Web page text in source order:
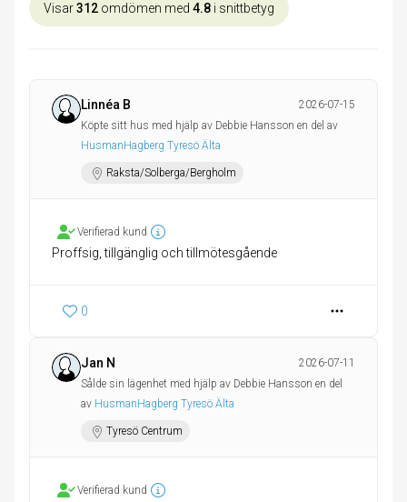
Visar312 omdömen med 4.8 i snittbetyg
Linnéa B
2026-07-15
Köpte sitt hus med hjälp av Debbie Hansson en del av
HusmanHagberg Tyresö Älta
Raksta/Solberga/Bergholm
Verifierad kund
Proffsig, tillgänglig och tillmötesgående
0
Jan N
2026-07-11
Sålde sin lägenhet med hjälp av Debbie Hansson en del
av HusmanHagberg Tyresö Älta
Tyresö Centrum
Verifierad kund